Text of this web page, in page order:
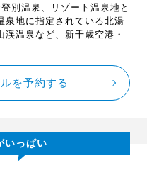
別温泉、リゾート温泉地と
泉地に指定されている北湯
温泉など、新千歳空港・
を予約する
いっぱい